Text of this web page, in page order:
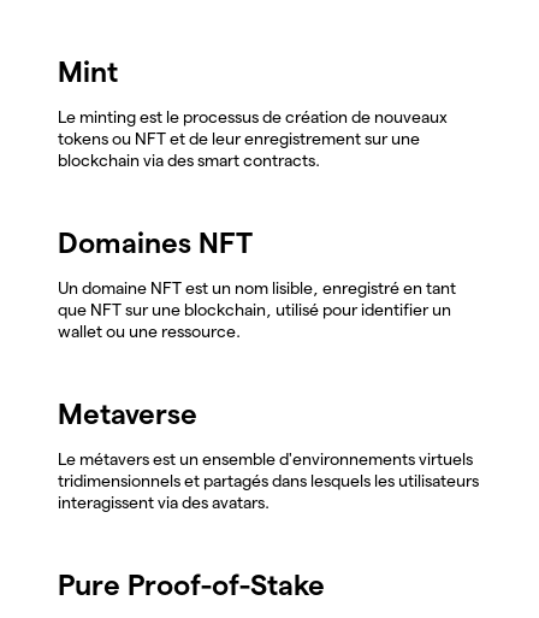
Mint
Le minting est le processus de création de nouveaux
tokens ou NFT et de leur enregistrement sur une
blockchain via des smart contracts.
Domaines NFT
Un domaine NFT est un nom lisible, enregistré en tant
que NFT sur une blockchain, utilisé pour identifier un
wallet ou une ressource.
Metaverse
Le métavers est un ensemble d'environnements virtuels
tridimensionnels et partagés dans lesquels les utilisateurs
interagissent via des avatars.
Pure Proof-of-Stake